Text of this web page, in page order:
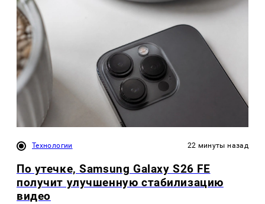
Технологии 22 минуты назад
По утечке, Samsung Galaxy S26 FE
получит улучшенную стабилизацию
видео